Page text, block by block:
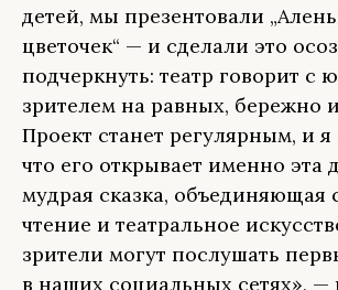
детей, мы презентовали
цветочек“ — и сделали это
подчеркнуть: театр говорит с
зрителем на равных, бережно
Проект станет регулярным, и я
что его открывает именно эта
мудрая сказка, объединяющая
чтение и театральное
зрители могут послушать
в наших социальных сетях», —